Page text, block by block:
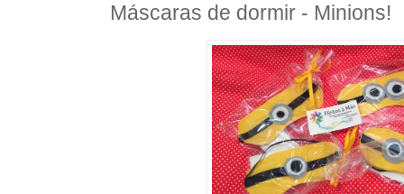
Máscaras de dormir - Minions!